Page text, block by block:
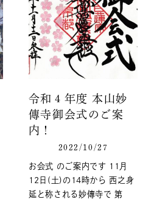
令和４年度 本山妙
傳寺御会式のご案
内！
2022/10/27
お会式 のご案内です 11月
12日(土)の14時から 西之身
延と称される妙傳寺で 第